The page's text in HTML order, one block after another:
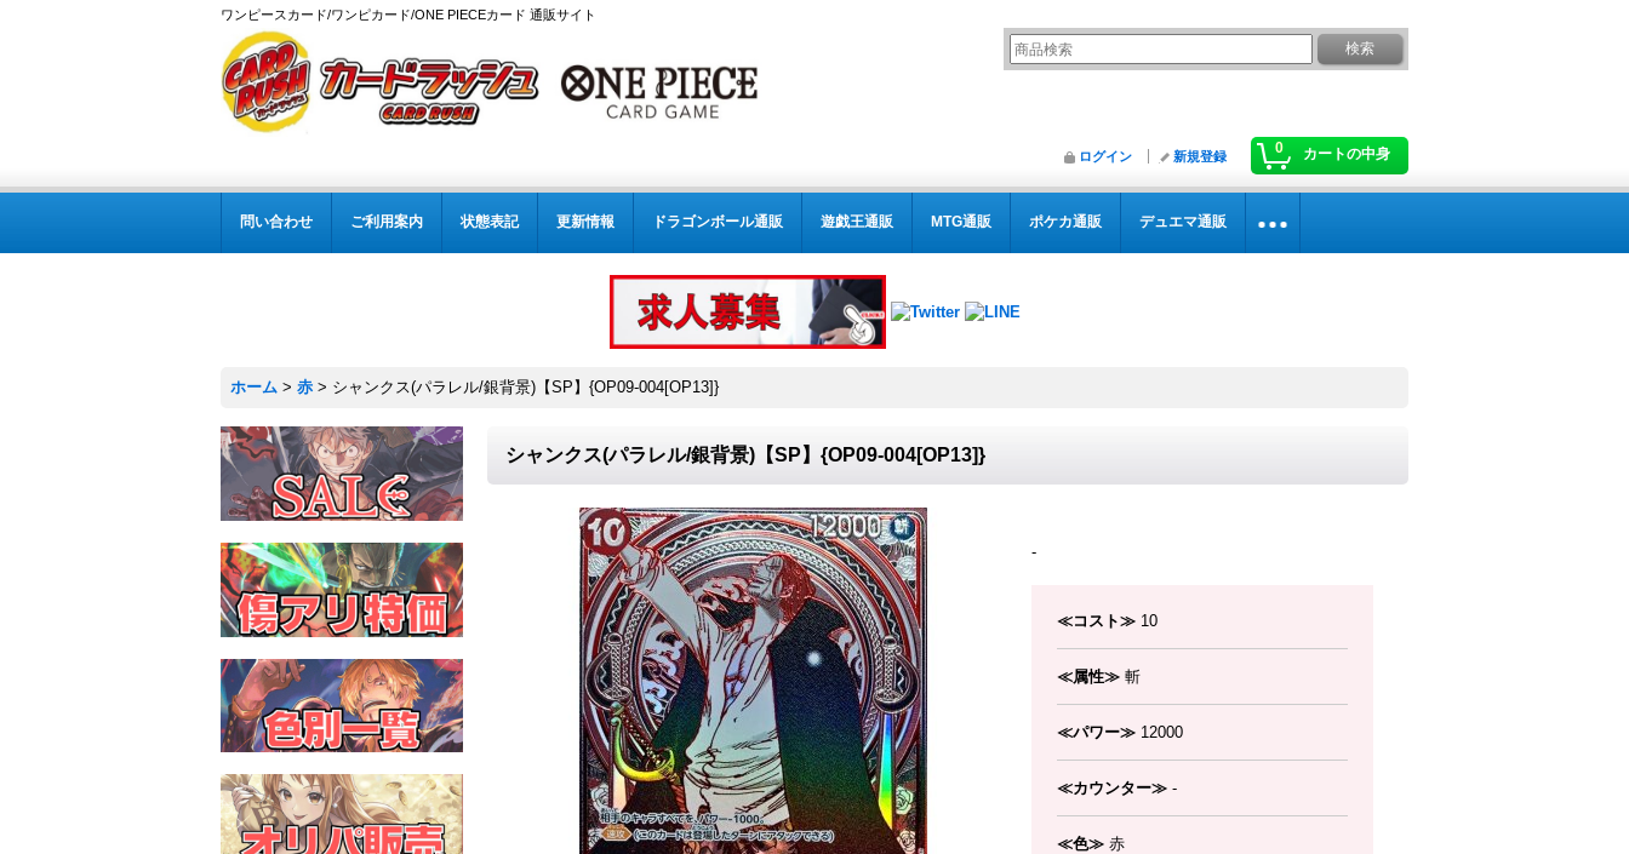
ワンピースカード/ワンピカード/ONE PIECEカード 通販サイト
0 カートの中身
ログイン 新規登録
問い合わせ ご利用案内 状態表記 更新情報 ドラゴンボール通販 遊戯王通販 MTG通販 ポケカ通販 デュエマ通販
ホーム > 赤 > シャンクス(パラレル/銀背景)【SP】{OP09-004[OP13]}
シャンクス(パラレル/銀背景)【SP】{OP09-004[OP13]}
-
≪コスト≫ 10
≪属性≫ 斬
≪パワー≫ 12000
≪カウンター≫ -
≪色≫ 赤